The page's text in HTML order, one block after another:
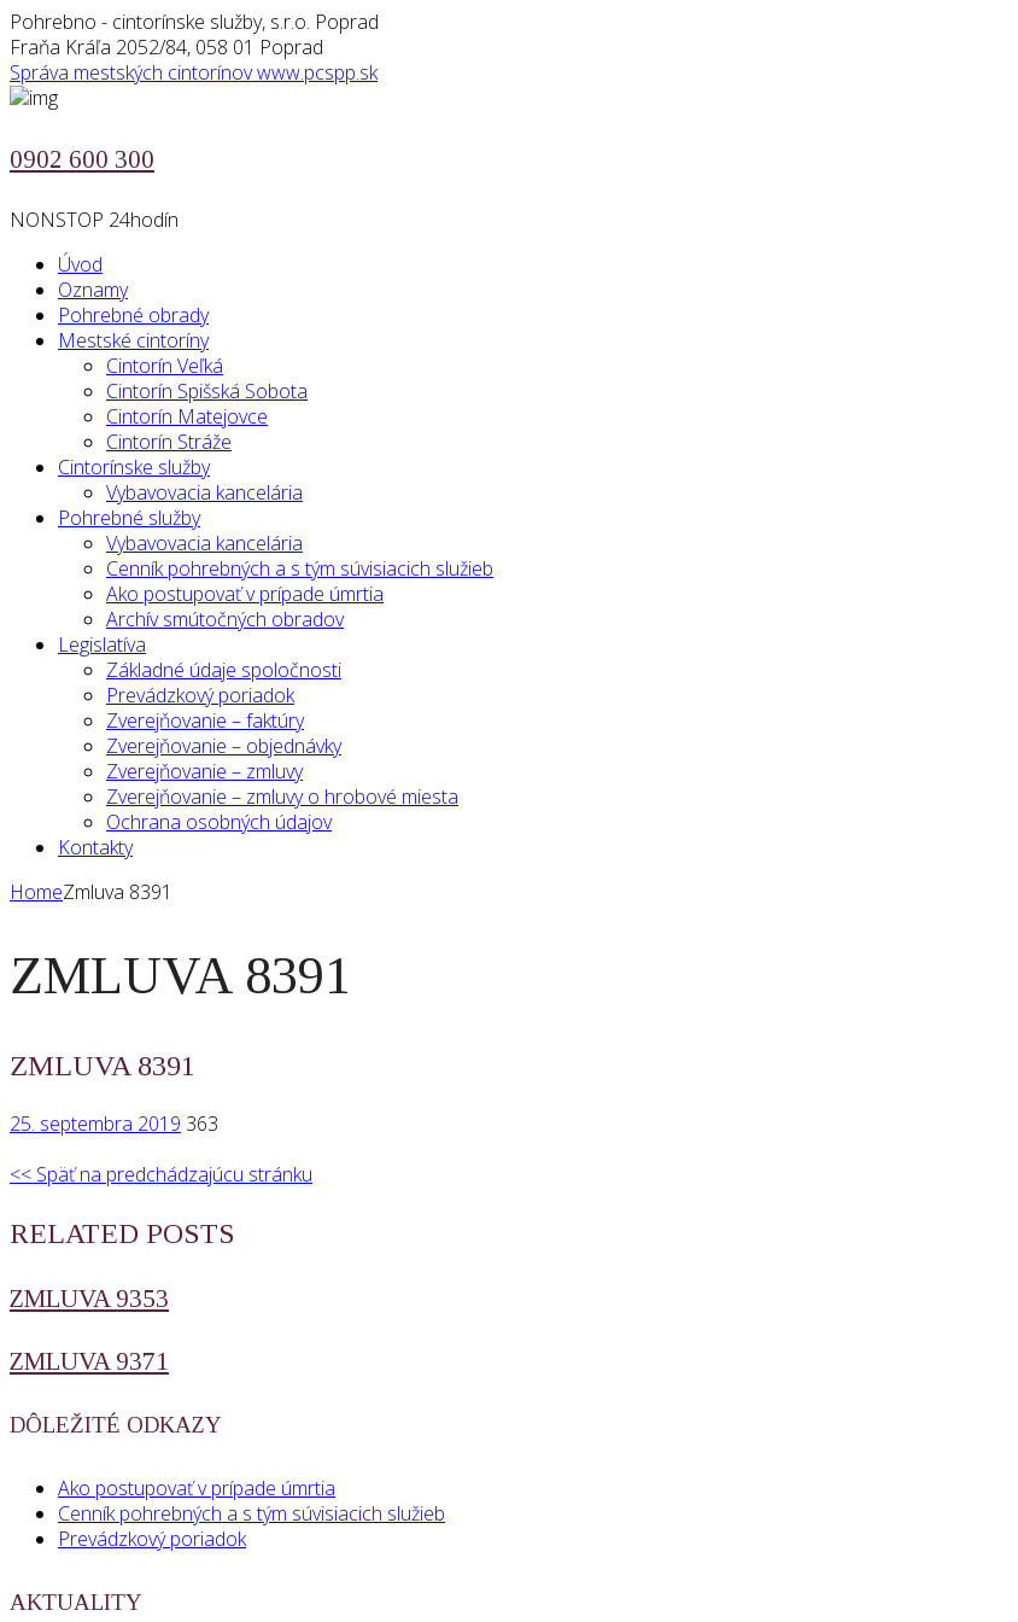
Pohrebno - cintorínske služby, s.r.o. Poprad
Fraňa Kráľa 2052/84, 058 01 Poprad
Správa mestských cintorínovwww.pcspp.sk
0902 600 300
NONSTOP 24hodín
Úvod
Oznamy
Pohrebné obrady
Mestské cintoríny
Cintorín Veľká
Cintorín Spišská Sobota
Cintorín Matejovce
Cintorín Stráže
Cintorínske služby
Vybavovacia kancelária
Pohrebné služby
Vybavovacia kancelária
Cenník pohrebných a s tým súvisiacich služieb
Ako postupovať v prípade úmrtia
Archív smútočných obradov
Legislatíva
Základné údaje spoločnosti
Prevádzkový poriadok
Zverejňovanie – faktúry
Zverejňovanie – objednávky
Zverejňovanie – zmluvy
Zverejňovanie – zmluvy o hrobové miesta
Ochrana osobných údajov
Kontakty
HomeZmluva 8391
ZMLUVA 8391
ZMLUVA 8391
25. septembra 2019 363
<< Späť na predchádzajúcu stránku
RELATED POSTS
ZMLUVA 9353
ZMLUVA 9371
DÔLEŽITÉ ODKAZY
Ako postupovať v prípade úmrtia
Cenník pohrebných a s tým súvisiacich služieb
Prevádzkový poriadok
AKTUALITY